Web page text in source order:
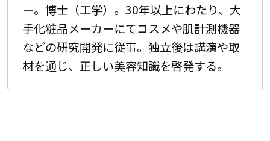
ー。博士（工学）。30年以上にわたり、大
手化粧品メーカーにてコスメや肌計測機器
などの研究開発に従事。独立後は講演や取
材を通じ、正しい美容知識を啓発する。